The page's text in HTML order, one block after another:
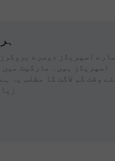
اسپریڈز دوسرے
اسپریڈز ہیں۔ مارکیٹ
وقت کم لاگت کا مطلب یہ